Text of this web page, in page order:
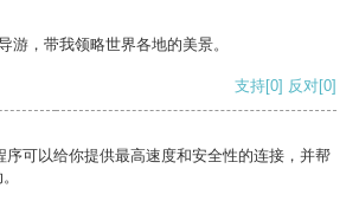
游，带我领略世界各地的美景。
支持[0] 反对[0]
序可以给你提供最高速度和安全性的连接，并帮